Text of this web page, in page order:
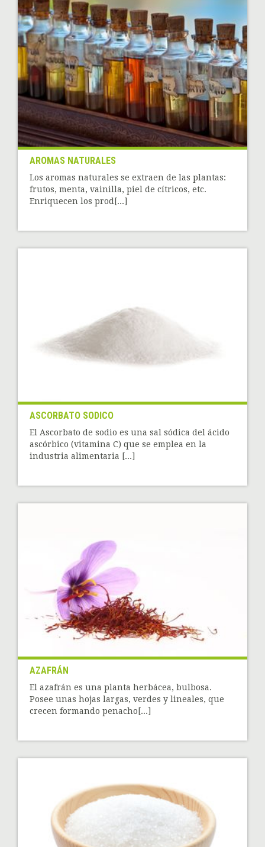
AROMAS NATURALES
Los aromas naturales se extraen de las plantas:
frutos, menta, vainilla, piel de cítricos, etc.
Enriquecen los prod[...]
ASCORBATO SODICO
El Ascorbato de sodio es una sal sódica del ácido
ascórbico (vitamina C) que se emplea en la
industria alimentaria [...]
AZAFRÁN
El azafrán es una planta herbácea, bulbosa.
Posee unas hojas largas, verdes y lineales, que
crecen formando penacho[...]